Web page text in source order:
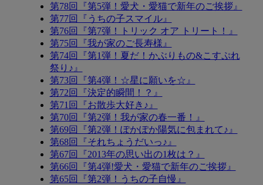
第78回『第5弾！愛犬・愛猫で新年のご挨拶』
第77回『うちの子スマイル』
第76回『第7弾！トリック オア トリート！』
第75回『我が家のご長寿様』
第74回『第1弾！夏だ！かぶりもの&こすぷれ
祭り♪』
第73回『第4弾！☆星に願いを☆』
第72回『決定的瞬間！？』
第71回『お散歩大好き♪』
第70回『第2弾！我が家の春一番！』
第69回『第2弾！ぽかぽか陽気に包まれて♪』
第68回『それちょうだいっ♪』
第67回『2013年の思い出の1枚は？』
第66回『第4弾!愛犬・愛猫で新年のご挨拶』
第65回『第2弾！うちの子自慢』